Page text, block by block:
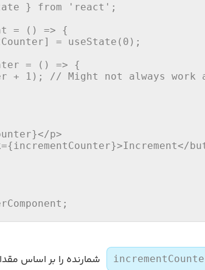
} from 'react' ;
= ( ) => {
= useState ( 0 );
= ( ) => {
+ 1 ); // Might not always work
</p>
={incrementCounter}>Increment</
;
شمارنده را بر اساس